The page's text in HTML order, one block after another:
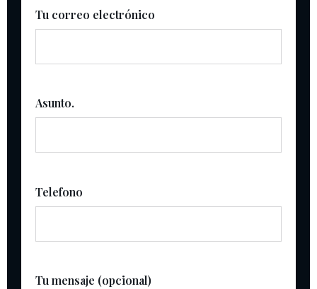
Tu correo electrónico
Asunto.
Telefono
Tu mensaje (opcional)